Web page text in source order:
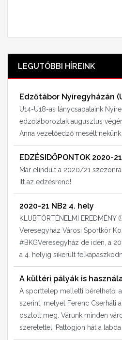
LEGUTÓBBI HÍREINK
Edzőtábor Nyíregyházán
U14-U18-as lánycsapataink
edzőtáboroztak augusztus
Anna vezetőedző mesélt
EDZÉSIDŐPONTOK 2020-
Már elindult a 2020/21
itt az edzésrend!
2020-21 NB2 4. hely
KLUBTÖRTÉNELMI EREDMÉNY
Veresegyház Városi Sportkör
#BKGVeresegyház de idén, a
a 4. helyig sikerült
A kültéri pályák is
A sporttelep melletti bérelhető,
szerint, melyet Ferenc Cserháti
osztott meg. Várunk minden
szeretettel. Pattogjon hát a labda